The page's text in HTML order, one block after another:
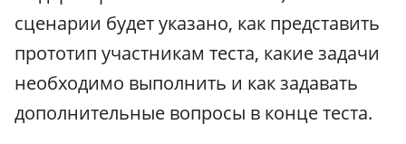
сценарии будет указано, как представить
прототип участникам теста, какие задачи
необходимо выполнить и как задавать
дополнительные вопросы в конце теста.